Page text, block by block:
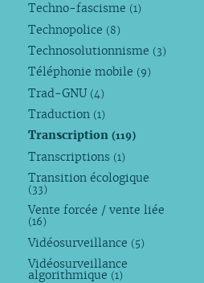
Techno-fascisme (1)
Technopolice (8)
Technosolutionnisme (3)
Téléphonie mobile (9)
Trad-GNU (4)
Traduction (1)
Transcription(119)
Transcriptions (1)
Transition écologique
(33)
Vente forcée / vente liée
(16)
Vidéosurveillance (5)
Vidéosurveillance
algorithmique (1)